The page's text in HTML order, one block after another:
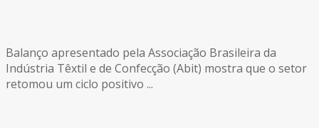
Balanço apresentado pela Associação Brasileira da
Indústria Têxtil e de Confecção (Abit) mostra que o setor
retomou um ciclo positivo ...